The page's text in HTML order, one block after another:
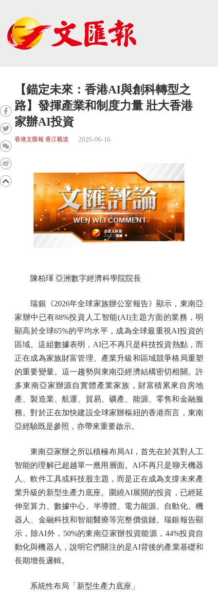
【錨定未來：香港AI與創科轉型之
路】發揮產業和制度力量 壯大香港
家辦AI投資
香港文匯報 香江載道 2026-06-16
陳柏琿 亞洲數字經濟科學院院長
瑞銀《2026年全球家族辦公室報告》顯示，東南亞
家辦中已有88%投資人工智能(AI)主題方面的業務，明
顯高於全球65%的平均水平，成為全球最重視AI投資的
區域。這組數據表明，AI已不再只是科技投資熱點，而
正在成為家族財富管理、產業升級和區域競爭格局重塑
的重要變量。這一趨勢與東南亞經濟結構密切相關。許
多東南亞家辦源自實體產業家族，財富積累來自房地
產、製造業、航運、貿易、礦產、能源、零售和金融服
務。對於正在加快建設全球家辦樞紐的香港而言，東南
亞經驗既是參照，亦帶來重要啟示。
東南亞家辦之所以積極布局AI，首先在於其對人工
智能的理解已超越單一應用層面。AI不再只是聊天機器
人、軟件工具或科技股主題，而是正在成為支撐未來產
業升級的新型生產力底座。圍繞AI展開的投資，已經延
伸至算力、數據中心、半導體、電力能源、自動化、機
器人、金融科技和智能醫療等完整價值鏈。瑞銀報告顯
示，除AI外，50%的東南亞家辦投資能源，44%投資自
動化與機器人，說明它們關注的是AI背後的產業基礎和
長期增長邏輯。
系統性布局「新型生產力底座」